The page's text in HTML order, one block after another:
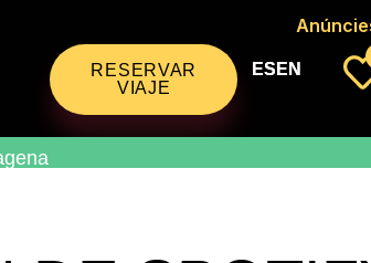
RESERVAR
VIAJE
ES EN